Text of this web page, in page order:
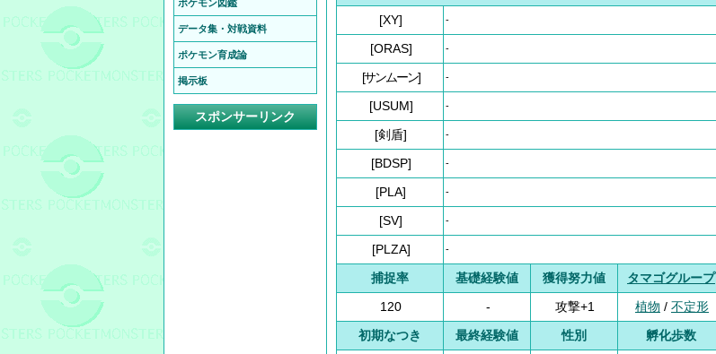
[XY]
-
[ORAS] -
[サンムーン] -
[USUM] -
[剣盾] -
[BDSP] -
[PLA] -
[SV] -
[PLZA] -
捕捉率 基礎経験値 獲得努力値
タマゴグループ
120
- 攻撃+1 植物 / 不定形
初期なつき
最終経験値 性別
孵化歩数
ポケモン図鑑
データ集・対戦資料
ポケモン育成論
掲示板
スポンサーリンク